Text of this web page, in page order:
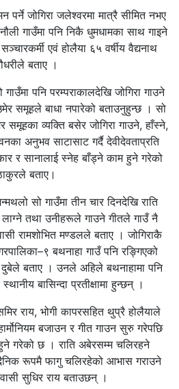
पर्ने जोगिरा जलेश्वरमा मात्रै सीमित नभए
गाउँमा पनि निकै धुमधामका साथ गाइने
एवं होलैया ६५ वर्षीय वैद्यनाथ
बताए ।
पनि परम्पराकालदेखि जोगिरा गाउने
समूहले बाधा नपारेको बताउनुहुन्छ । सो
समूहका व्यक्ति बसेर जोगिरा गाउने, हाँस्ने,
अनुभव साटासाट गर्दै देवीदेवताप्रति
र सानालाई स्नेह बाँड्ने काम हुने गरेको
बताए।
सो गाउँमा तीन चार दिनदेखि राति
तथा उनीहरूले गाउने गीतले गाउँ नै
रामशोभित मण्डलले बताए । जोगिराकै
बथनाहा गाउँ पनि रङ्गिएको
दुबेले बताए । उनले अहिले बथनाहामा पनि
बासिन्दा प्रतीक्षामा हुन्छन् ।
राय, भोगी कापरसहित थुप्रै होलैयाले
बजाउन र गीत गाउन सुरु गरेपछि
गरेको छ । राति अबेरसम्म चलिरहने
रूपमै फागु चलिरहेको आभास गराउने
सुधिर राय बताउछन् ।